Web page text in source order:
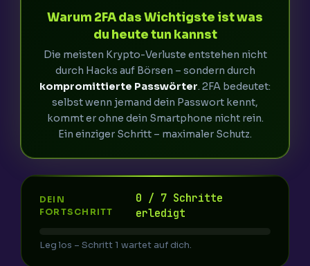
Warum 2FA das Wichtigste ist was
du heute tun kannst
Die meisten Krypto-Verluste entstehen nicht
durch Hacks auf Börsen – sondern durch
kompromittierte Passwörter. 2FA bedeutet:
selbst wenn jemand dein Passwort kennt,
kommt er ohne dein Smartphone nicht rein.
Ein einziger Schritt – maximaler Schutz.
DEIN
FORTSCHRITT
0 / 7 Schritte
erledigt
Leg los – Schritt 1 wartet auf dich.